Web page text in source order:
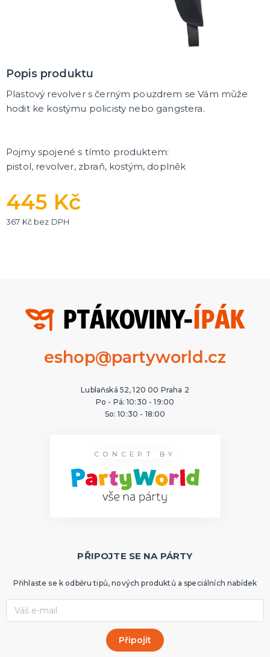
Popis produktu
Plastový revolver s černým pouzdrem se Vám může
hodit ke kostýmu policisty nebo gangstera.
Pojmy spojené s tímto produktem:
pistol, revolver, zbraň, kostým, doplněk
445 Kč
367 Kč bez DPH
eshop@partyworld.cz
Lublaňská 52, 120 00 Praha 2
Po - Pá: 10:30 - 19:00
So: 10:30 - 18:00
CONCEPT BY
PŘIPOJTE SE NA PÁRTY
Přihlaste se k odběru tipů, nových produktů a speciálních nabídek